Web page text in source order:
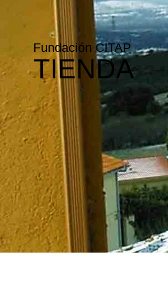
Fundación CITAP
TIENDA